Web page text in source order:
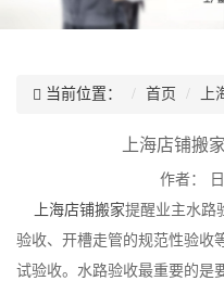
当前位置： 首页
上海店铺搬
作者：
上海店铺搬家提醒业主水路
验收、开槽走管的规范性验收
试验收。水路验收最重要的是